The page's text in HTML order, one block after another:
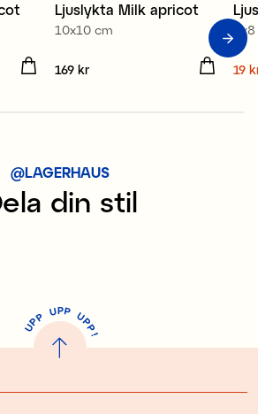
Ljuslykta Milk apricot
10x10 cm
Pris:169 kr
169 kr 19
@LAGERHAUS
din stil
U
P
P UPP UP
P
!